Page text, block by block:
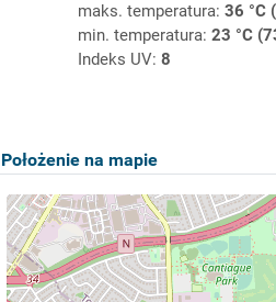
maks. temperatura: 36 °C
min. temperatura: 23 °C
Indeks UV: 8
Położenie na mapie